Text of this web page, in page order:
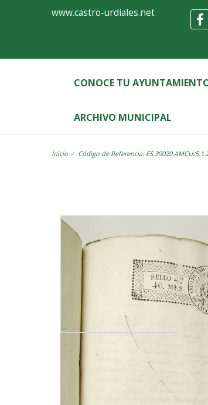
Ayuntamiento
Castro-
Urdiales
www.castro-urdiales.net
CONOCE TU
ARCHIVO MUNICIPAL
Inicio Código de Referencia: ES.39020.AMCU/